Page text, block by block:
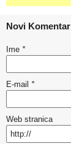
Novi Komentar
Ime *
E-mail *
Web stranica